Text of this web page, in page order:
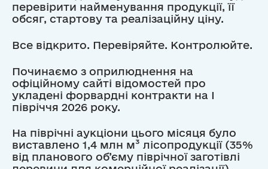
перевірити найменування продукції, її
обсяг, стартову та реалізаційну ціну.
Все відкрито. Перевіряйте. Контролюйте.
Починаємо з оприлюднення на
офіційному сайті відомостей про
укладені форвардні контракти на І
півріччя 2026 року.
На піврічні аукціони цього місяця було
виставлено 1,4 млн м³ лісопродукції (35%
від планового об’єму піврічної заготівлі